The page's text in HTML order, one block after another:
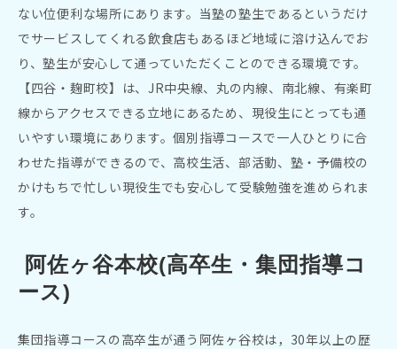
ない位便利な場所にあります。当塾の塾生であるというだけ
でサービスしてくれる飲食店もあるほど地域に溶け込んでお
り、塾生が安心して通っていただくことのできる環境です。
【四谷・麹町校】は、JR中央線、丸の内線、南北線、有楽町
線からアクセスできる立地にあるため、現役生にとっても通
いやすい環境にあります。個別指導コースで一人ひとりに合
わせた指導ができるので、高校生活、部活動、 塾・予備校の
かけもちで忙しい現役生でも安心して受験勉強を進められま
す。
ース)
集団指導コースの高卒生が通う阿佐ヶ谷校は，30年以上の歴